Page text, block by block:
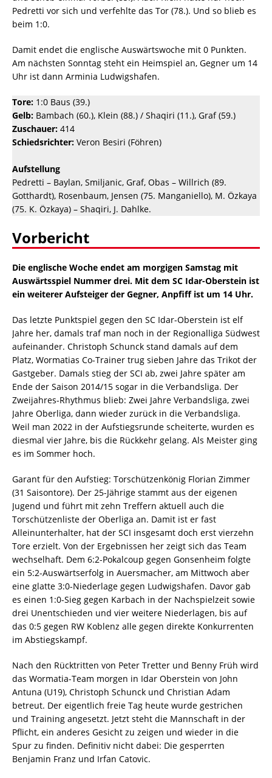
Pedretti vor sich und verfehlte das Tor (78.). Und so blieb es
beim 1:0.
Damit endet die englische Auswärtswoche mit 0 Punkten.
Am nächsten Sonntag steht ein Heimspiel an, Gegner um 14
Uhr ist dann Arminia Ludwigshafen.
Tore: 1:0 Baus (39.)
Gelb: Bambach (60.), Klein (88.) / Shaqiri (11.), Graf (59.)
Zuschauer: 414
Schiedsrichter: Veron Besiri (Föhren)
Aufstellung
Pedretti – Baylan, Smiljanic, Graf, Obas – Willrich (89.
Gotthardt), Rosenbaum, Jensen (75. Manganiello), M. Özkaya
(75. K. Özkaya) – Shaqiri, J. Dahlke.
Vorbericht
Die englische Woche endet am morgigen Samstag mit
Auswärtsspiel Nummer drei. Mit dem SC Idar-Oberstein ist
ein weiterer Aufsteiger der Gegner, Anpfiff ist um 14 Uhr.
Das letzte Punktspiel gegen den SC Idar-Oberstein ist elf
Jahre her, damals traf man noch in der Regionalliga Südwest
aufeinander. Christoph Schunck stand damals auf dem
Platz, Wormatias Co-Trainer trug sieben Jahre das Trikot der
Gastgeber. Damals stieg der SCI ab, zwei Jahre später am
Ende der Saison 2014/15 sogar in die Verbandsliga. Der
Zweijahres-Rhythmus blieb: Zwei Jahre Verbandsliga, zwei
Jahre Oberliga, dann wieder zurück in die Verbandsliga.
Weil man 2022 in der Aufstiegsrunde scheiterte, wurden es
diesmal vier Jahre, bis die Rückkehr gelang. Als Meister ging
es im Sommer hoch.
Garant für den Aufstieg: Torschützenkönig Florian Zimmer
(31 Saisontore). Der 25-Jährige stammt aus der eigenen
Jugend und führt mit zehn Treffern aktuell auch die
Torschützenliste der Oberliga an. Damit ist er fast
Alleinunterhalter, hat der SCI insgesamt doch erst vierzehn
Tore erzielt. Von der Ergebnissen her zeigt sich das Team
wechselhaft. Dem 6:2-Pokalcoup gegen Gonsenheim folgte
ein 5:2-Auswärtserfolg in Auersmacher, am Mittwoch aber
eine glatte 3:0-Niederlage gegen Ludwigshafen. Davor gab
es einen 1:0-Sieg gegen Karbach in der Nachspielzeit sowie
drei Unentschieden und vier weitere Niederlagen, bis auf
das 0:5 gegen RW Koblenz alle gegen direkte Konkurrenten
im Abstiegskampf.
Nach den Rücktritten von Peter Tretter und Benny Früh wird
das Wormatia-Team morgen in Idar Oberstein von John
Antuna (U19), Christoph Schunck und Christian Adam
betreut. Der eigentlich freie Tag heute wurde gestrichen
und Training angesetzt. Jetzt steht die Mannschaft in der
Pflicht, ein anderes Gesicht zu zeigen und wieder in die
Spur zu finden. Definitiv nicht dabei: Die gesperrten
Benjamin Franz und Irfan Catovic.